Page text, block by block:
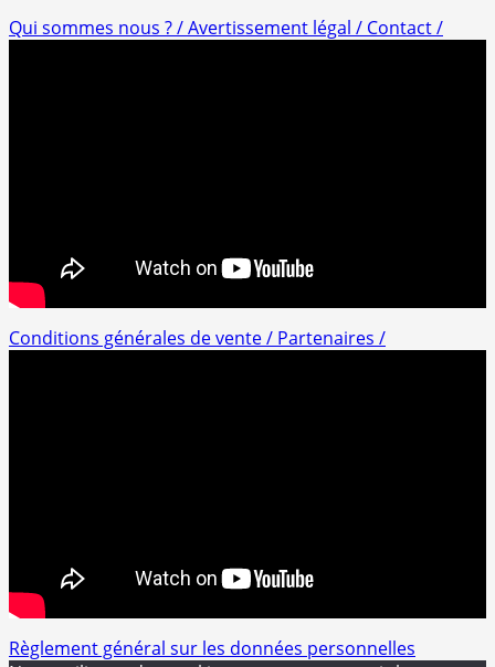
Qui sommes nous ? /Avertissement légal / Contact /
Conditions générales de vente / Partenaires /
Règlement général sur les données personnelles